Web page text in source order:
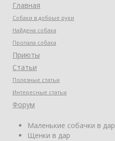
Главная
Собаки в добрые руки
Найдена собака
Пропала собака
Приюты
Статьи
Полезные статьи
Интересные статьи
Форум
Маленькие собачки в дар
Щенки в дар